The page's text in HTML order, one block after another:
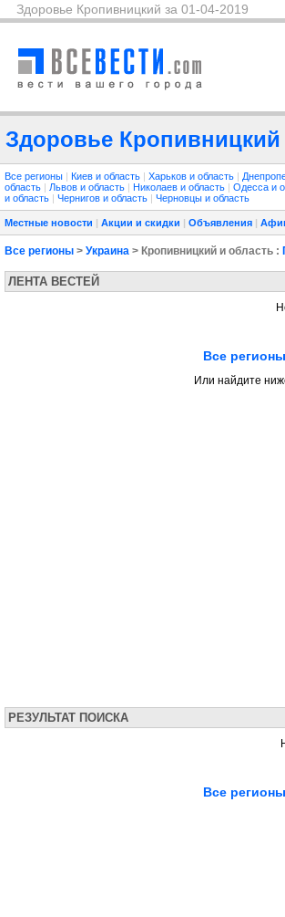
Здоровье Кропивницкий за 01-04-2019
Здоровье Кропивницкий
Все регионы | Киев и область | Харьков и область |
область | Львов и область | Николаев и область | Одесса и
и область | Чернигов и область | Черновцы и область
Местные новости | Акции и скидки | Объявления |
Все регионы > Украина > Кропивницкий и область :
ЛЕНТА ВЕСТЕЙ
Все регионы
Или найдите
РЕЗУЛЬТАТ ПОИСКА
Все регионы